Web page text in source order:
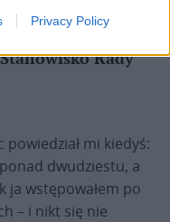
Privacy Policy
Rady
mi kiedyś:
dwudziestu, a
ja wstępowałem po
– i nikt się nie